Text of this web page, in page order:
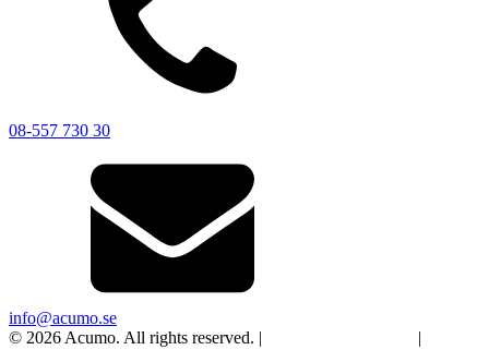
08-557 730 30
info@acumo.se
© 2026 Acumo. All rights reserved. |
|